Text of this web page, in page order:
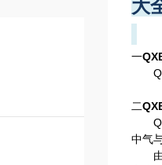
大
一
二
中气
由